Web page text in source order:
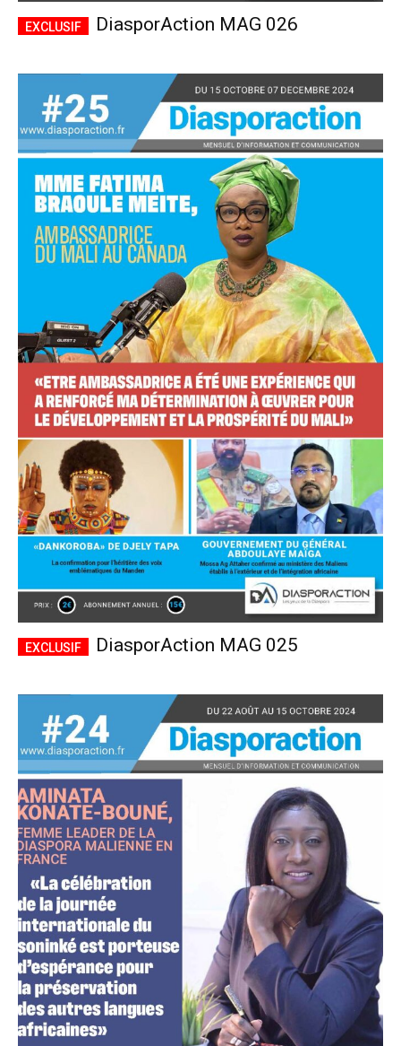
Accès complet
$22 / anplaceholder text
Tous les articles
Annonces
ANNUEL MENSUEL
CHOISIR LE FORFAIT
DiasporAction MAG 026
DiasporAction MAG 025